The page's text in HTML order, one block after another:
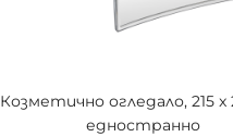
Козметично огледало, 215 x
едностранно